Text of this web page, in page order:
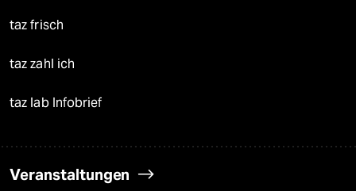
taz frisch
taz zahl ich
taz lab Infobrief
Veranstaltungen